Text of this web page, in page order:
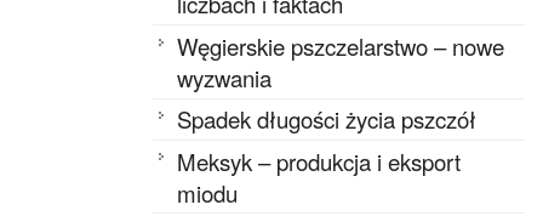
Węgierskie pszczelarstwo – nowe
wyzwania
Spadek długości życia pszczół
Meksyk – produkcja i eksport
miodu